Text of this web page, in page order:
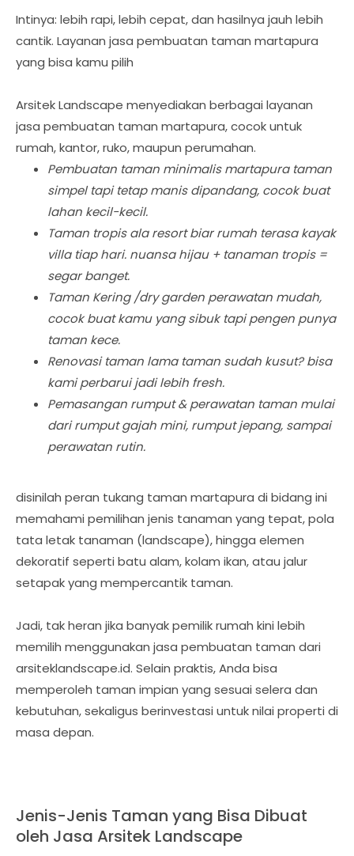
Intinya: lebih rapi, lebih cepat, dan hasilnya jauh lebih
cantik. Layanan jasa pembuatan taman martapura
yang bisa kamu pilih
Arsitek Landscape menyediakan berbagai layanan
jasa pembuatan taman martapura, cocok untuk
rumah, kantor, ruko, maupun perumahan.
Pembuatan taman minimalis martapura taman
simpel tapi tetap manis dipandang, cocok buat
lahan kecil-kecil.
Taman tropis ala resort biar rumah terasa kayak
villa tiap hari. nuansa hijau + tanaman tropis =
segar banget.
Taman Kering /dry garden perawatan mudah,
cocok buat kamu yang sibuk tapi pengen punya
taman kece.
Renovasi taman lama taman sudah kusut? bisa
kami perbarui jadi lebih fresh.
Pemasangan rumput & perawatan taman mulai
dari rumput gajah mini, rumput jepang, sampai
perawatan rutin.
disinilah peran tukang taman martapura di bidang ini
memahami pemilihan jenis tanaman yang tepat, pola
tata letak tanaman (landscape), hingga elemen
dekoratif seperti batu alam, kolam ikan, atau jalur
setapak yang mempercantik taman.
Jadi, tak heran jika banyak pemilik rumah kini lebih
memilih menggunakan jasa pembuatan taman dari
arsiteklandscape.id. Selain praktis, Anda bisa
memperoleh taman impian yang sesuai selera dan
kebutuhan, sekaligus berinvestasi untuk nilai properti di
masa depan.
Jenis-Jenis Taman yang Bisa Dibuat
oleh Jasa Arsitek Landscape